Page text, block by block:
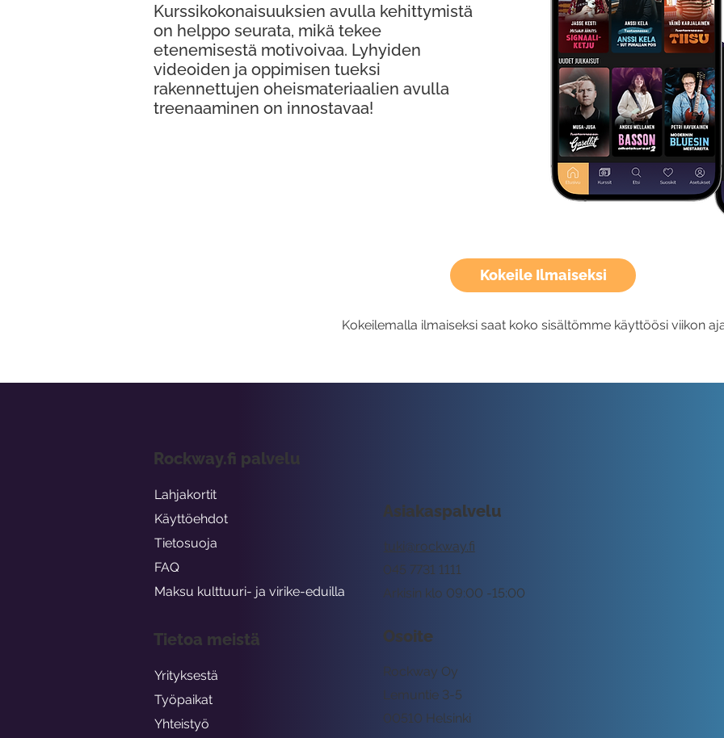
Kokeile Ilmaiseksi
Kokeilemalla ilmaiseksi saat koko sisältömme käyttöösi viikon
Kurssikokonaisuuksien avulla kehittymistä
on helppo seurata, mikä tekee
etenemisestä motivoivaa. Lyhyiden
videoiden ja oppimisen tueksi
rakennettujen oheismateriaalien avulla
treenaaminen on innostavaa!
Asiakaspalvelu
tuki@rockway.fi
Arkisin klo 09:00 -15:00
045 7731 1111
Osoite
Rockway Oy
Lemuntie 3-5
00510 Helsinki
Rockway.fi palvelu
Lahjakortit
Käyttöehdot
Tietosuoja
FAQ
Maksu kulttuuri- ja virike-eduilla
Tietoa meistä
Yrityksestä
Työpaikat
Yhteistyö